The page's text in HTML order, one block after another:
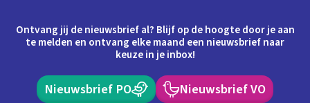
Ontvang jij de nieuwsbrief al? Blijf op de hoogte door je aan
te melden en ontvang elke maand een nieuwsbrief naar
keuze in je inbox!
Nieuwsbrief PO Nieuwsbrief VO